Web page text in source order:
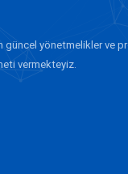
güncel yönetmelikler ve
vermekteyiz.